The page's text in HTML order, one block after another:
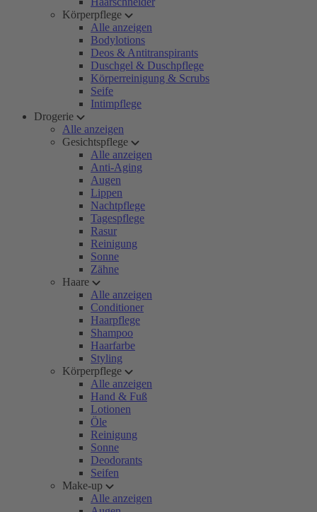
Körperpflege
Alle anzeigen
Bodylotions
Deos & Antitranspirants
Duschgel & Duschpflege
Körperreinigung & Scrubs
Seife
Intimpflege
Drogerie
Alle anzeigen
Gesichtspflege
Alle anzeigen
Anti-Aging
Augen
Lippen
Nachtpflege
Tagespflege
Rasur
Reinigung
Sonne
Zähne
Haare
Alle anzeigen
Conditioner
Haarpflege
Shampoo
Haarfarbe
Styling
Körperpflege
Alle anzeigen
Hand & Fuß
Lotionen
Öle
Reinigung
Sonne
Deodorants
Seifen
Make-up
Alle anzeigen